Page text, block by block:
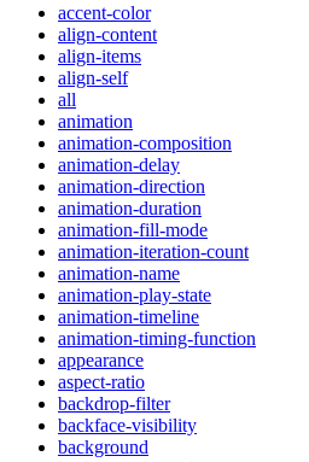
accent-color
align-content
align-items
align-self
all
animation
animation-composition
animation-delay
animation-direction
animation-duration
animation-fill-mode
animation-iteration-count
animation-name
animation-play-state
animation-timeline
animation-timing-function
appearance
aspect-ratio
backdrop-filter
backface-visibility
background